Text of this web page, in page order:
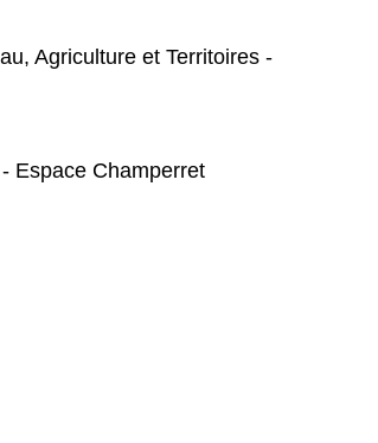
Agriculture et Territoires -
Espace Champerret